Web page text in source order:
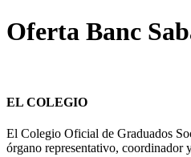
Oferta Banc
EL COLEGIO
El Colegio Oficial de Graduados
órgano representativo, coordinador